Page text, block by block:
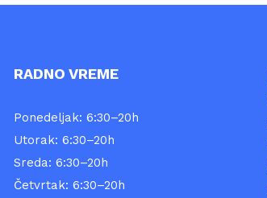
RADNO VREME
Ponedeljak: 6:30–20h
Utorak: 6:30–20h
Sreda: 6:30–20h
Četvrtak: 6:30–20h